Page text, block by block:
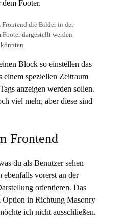
Frontend die Bilder in der
Footer dargestellt werden
könnten.
Block so einstellen das
speziellen Zeitraum
anzeigen werden sollen.
viel mehr, aber diese sind
Frontend
du als Benutzer sehen
vorerst an der
orientieren. Das
Option in Richtung Masonry
ich nicht ausschließen.